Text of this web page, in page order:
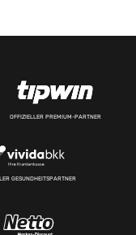
OFFIZIELLER PREMIUM-PARTNER
GESUNDHEITSPARTNER